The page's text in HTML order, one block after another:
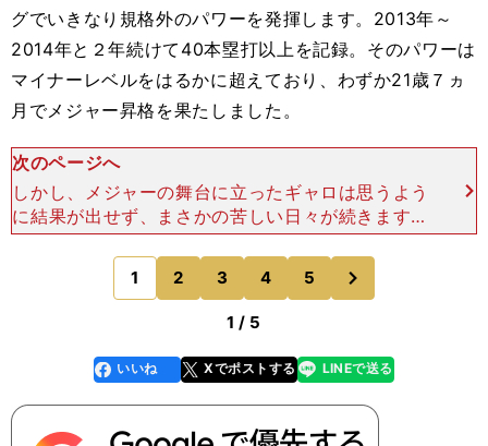
グでいきなり規格外のパワーを発揮します。2013年～
2014年と２年続けて40本塁打以上を記録。そのパワーは
マイナーレベルをはるかに超えており、わずか21歳７ヵ
月でメジャー昇格を果たしました。
次のページへ
しかし、メジャーの舞台に立ったギャロは思うよう
に結果が出せず、まさかの苦しい日々が続きます。
メジャーデビューした2015年は６本塁打で、2016
年も出番が限定されてわずか１本塁打。粗いバッテ
ィングで三
1 2 3 4 5
のページへ
1 / 5
faceboo
k
いいね Xでポストする
line LINEで送る